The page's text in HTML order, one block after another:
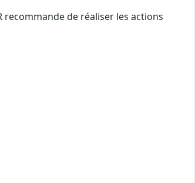
de réaliser les actions